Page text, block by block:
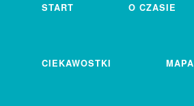
START O CZASIE
CIEKAWOSTKI MAPA